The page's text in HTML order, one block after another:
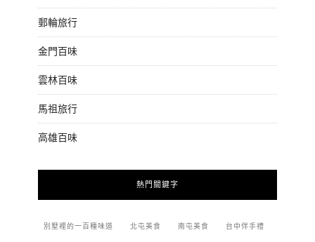
郵輪旅行
金門百味
雲林百味
馬祖旅行
高雄百味
熱門關鍵字
別墅裡的一百種味道 北屯美食 南屯美食 台中伴手禮